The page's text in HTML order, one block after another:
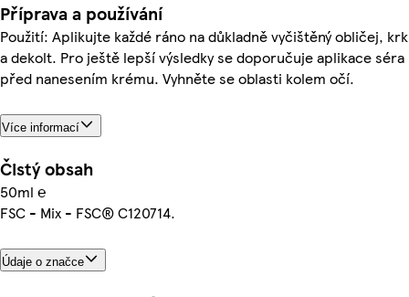
Příprava a používání
Použití: Aplikujte každé ráno na důkladně vyčištěný obličej, krk
a dekolt. Pro ještě lepší výsledky se doporučuje aplikace séra
před nanesením krému. Vyhněte se oblasti kolem očí.
Více informací
Čistý obsah
50ml ℮
FSC - Mix - FSC® C120714.
Údaje o značce